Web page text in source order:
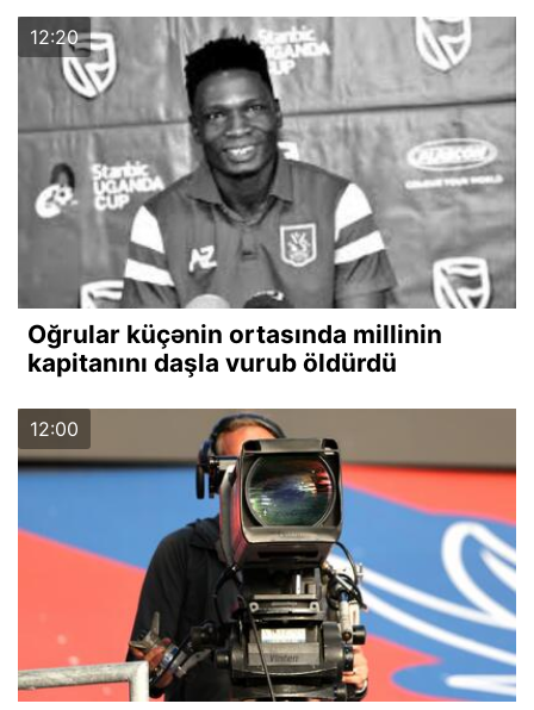
12:20
Oğrular küçənin ortasında millinin
kapitanını daşla vurub öldürdü
12:00